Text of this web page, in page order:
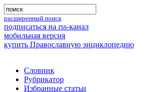
расширенный поиск
подписаться на rss-канал
мобильная версия
купить Православную энциклопедию
Словник
Рубрикатор
Избранные статьи